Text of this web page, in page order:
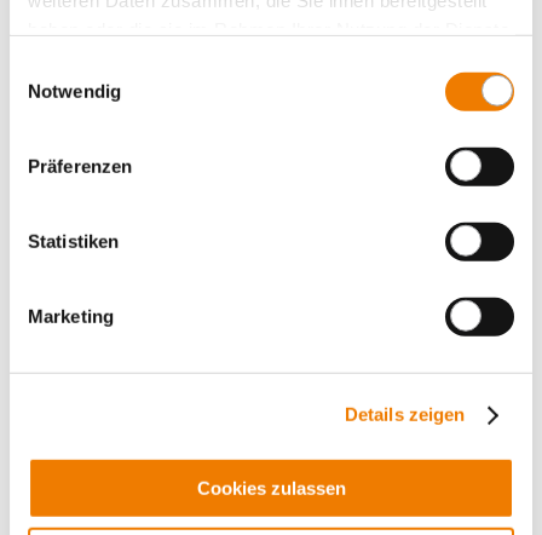
Notwendig
Präferenzen
Statistiken
Marketing
Details zeigen
Cookies zulassen
Material: Kupfer Cu-ETP (Nr. CW004A) nach EN 13601
(99,9% Kupfer), Festigkeitsklasse R300 (300 N/mm²)